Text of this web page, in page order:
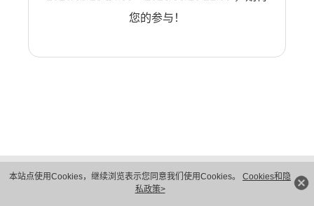
本站点使用Cookies，继续浏览表示您同意我们使用Cookies。 Cookies和隐
私政策>
您的参与！
隐私保护
法律声明